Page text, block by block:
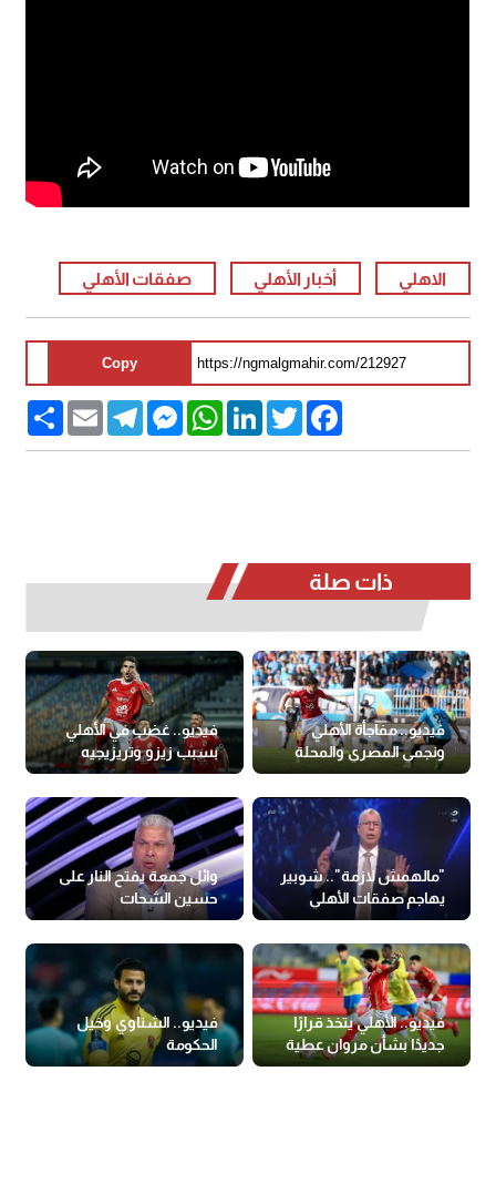
الاهلي أخبار الأهلي صفقات الأهلي
Copy
Share Email
TelegramMessengerWhatsAppLinkedInTwitter
Facebook
ذات صلة
فيديو.. مفاجأة الأهلي
ونجمي المصري والمحلة
فيديو.. غضب في الأهلي
بسبب زيزو وتريزيجيه
"مالهمش لازمة".. شوبير
يهاجم صفقات الأهلي
(فيديو)
وائل جمعة يفتح النار على
حسين الشحات
فيديو.. الأهلي يتخذ قرارًا
جديدًا بشأن مروان عطية
فيديو.. الشناوي وخيل
الحكومة